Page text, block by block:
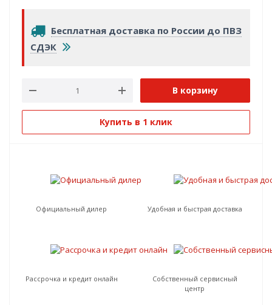
Бесплатная доставка по России до ПВЗ
СДЭК
В корзину
Купить в 1 клик
Официальный дилер Удобная и быстрая доставка
Рассрочка и кредит онлайн
Собственный сервисный
центр